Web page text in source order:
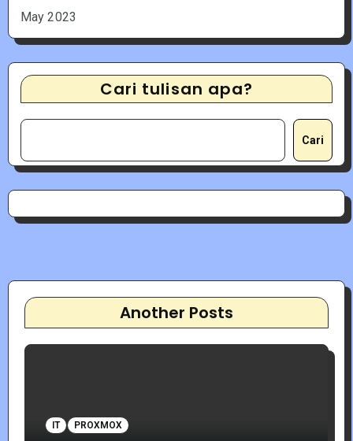
May 2023
Cari tulisan apa?
Cari
Another Posts
IT PROXMOX